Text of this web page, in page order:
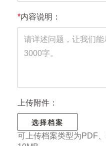
*内容说明：
上传附件：
选择档案
可上传档案类型为PDF